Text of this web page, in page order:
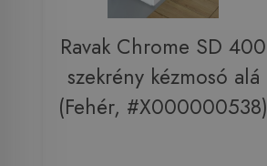
Ravak Chrome SD 400
szekrény kézmosó alá
(Fehér, #X000000538)